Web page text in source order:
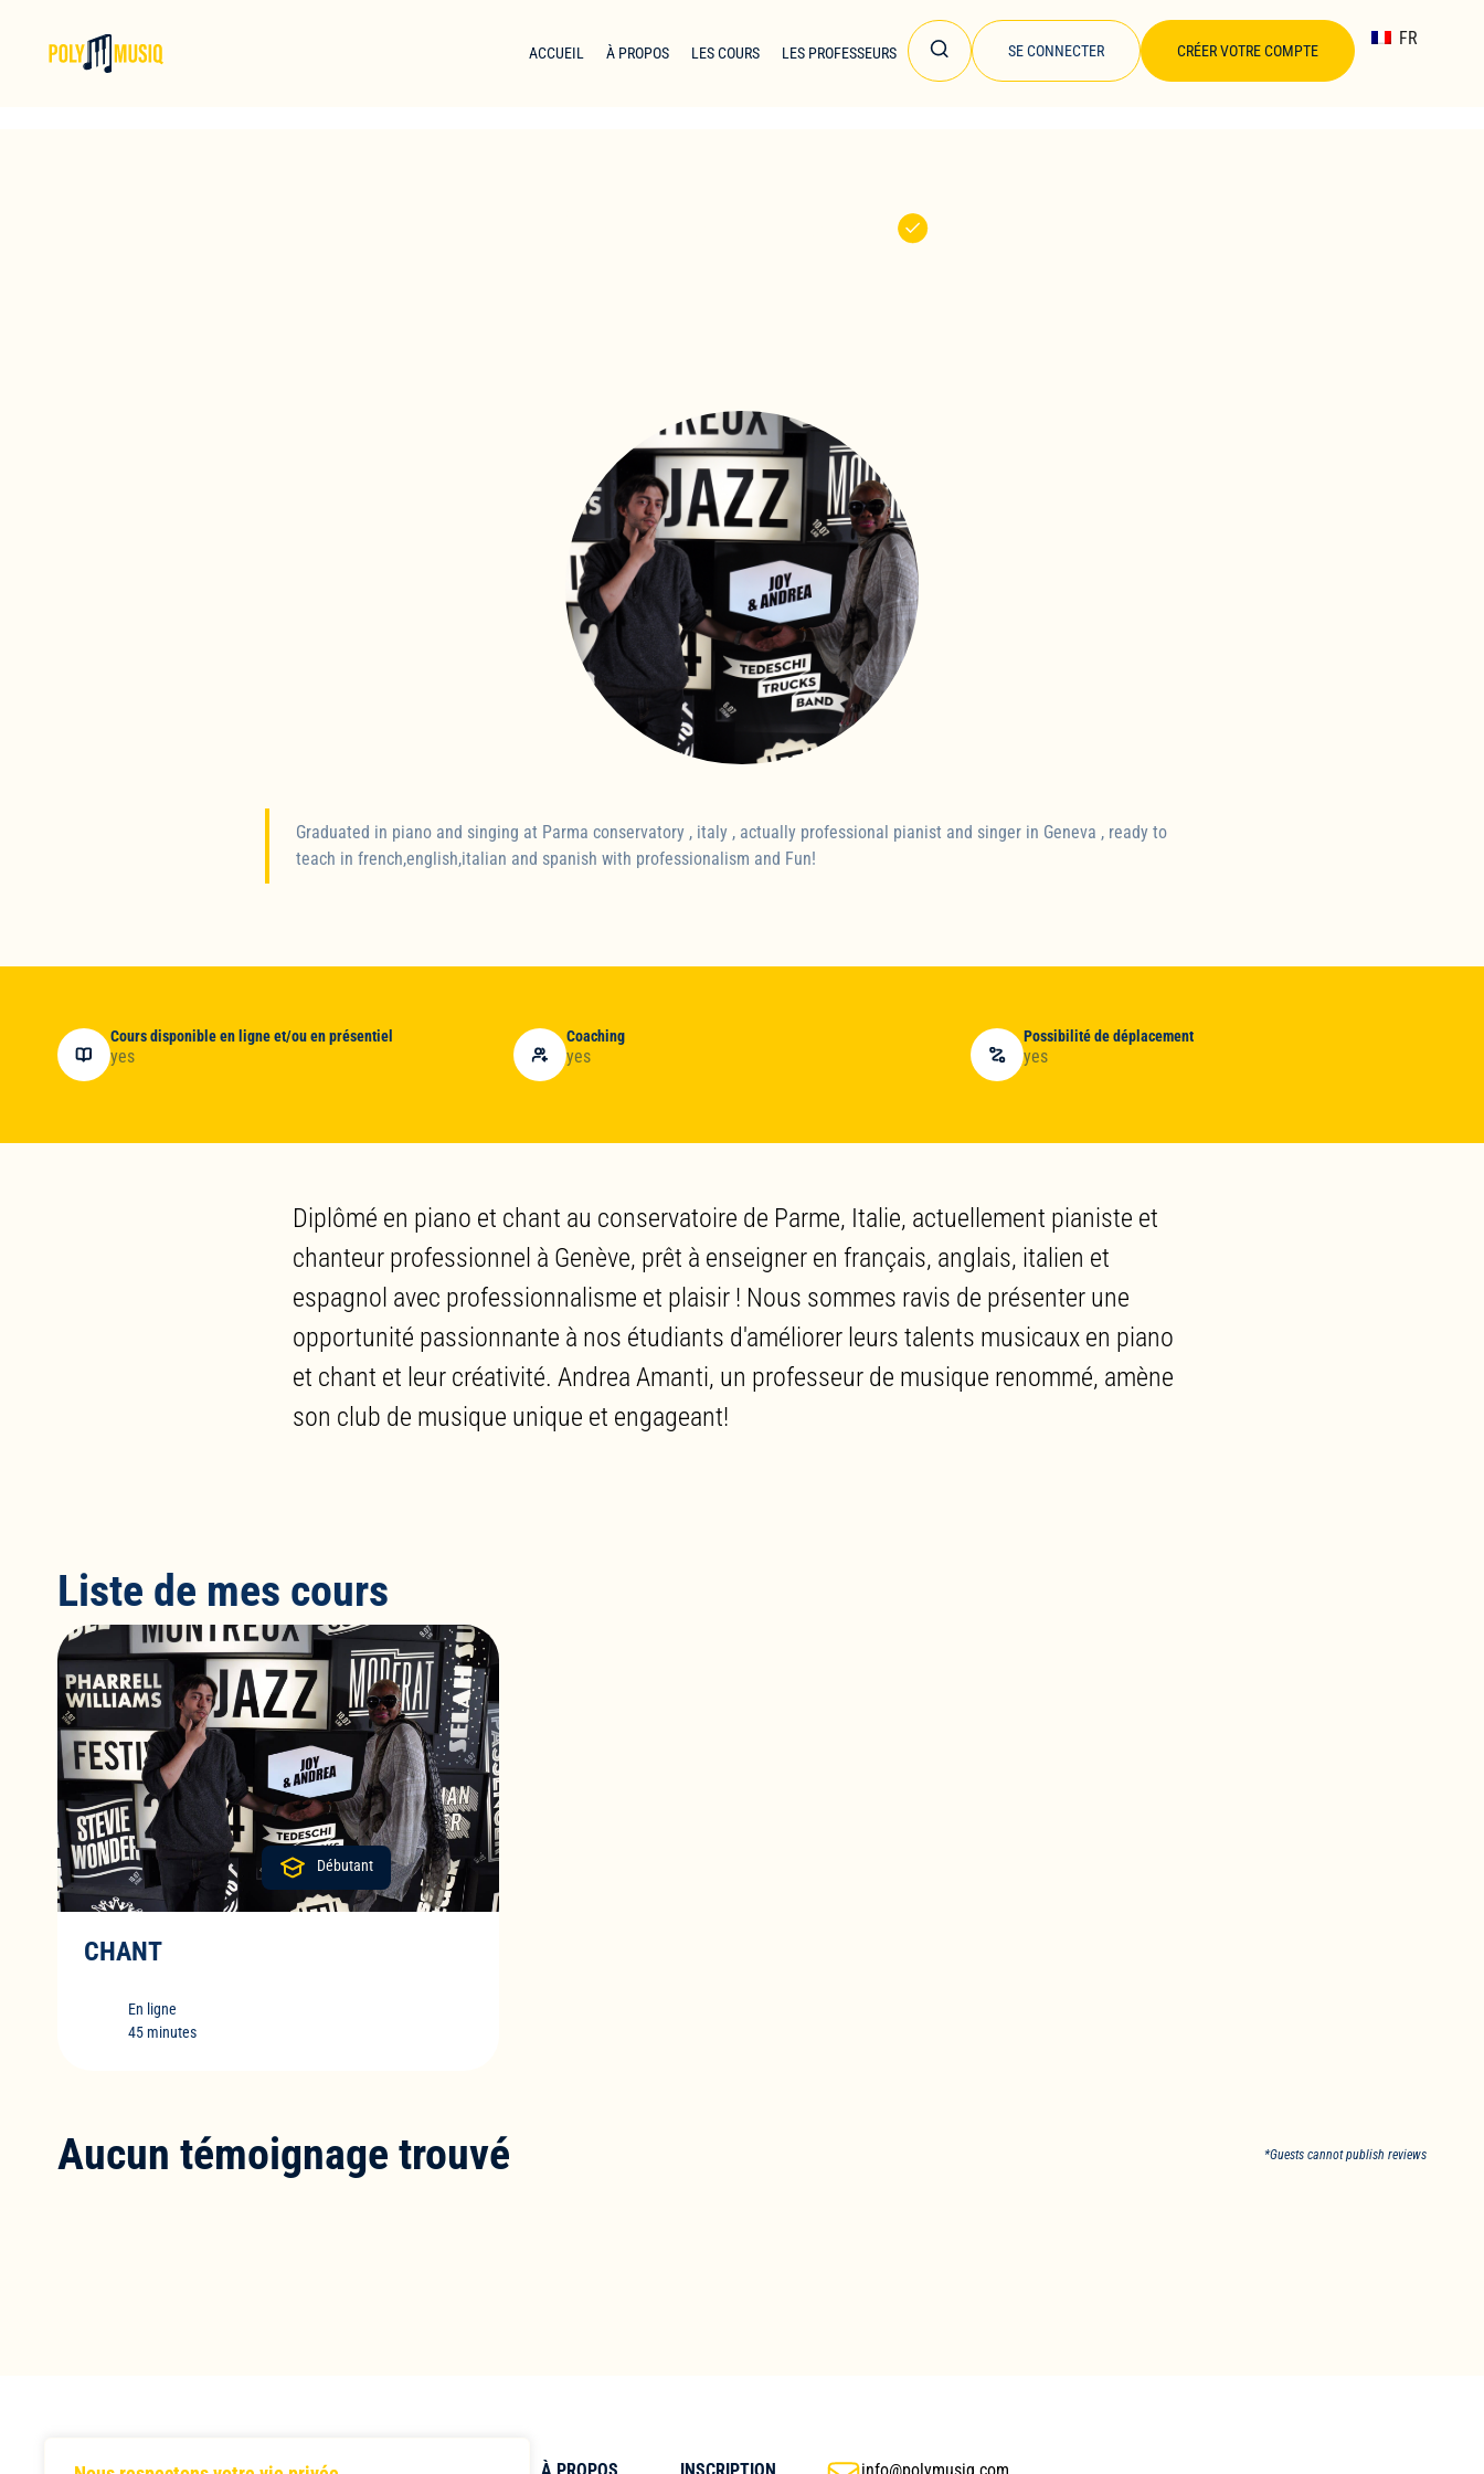
ACCUEIL À PROPOS LES COURS LES PROFESSEURS SE CONNECTER CRÉER VOTRE COMPTE
FR
Graduated in piano and singing at Parma conservatory , italy , actually professional pianist and singer in Geneva , ready to
teach in french,english,italian and spanish with professionalism and Fun!
Cours disponible en ligne et/ou en présentiel
yes
Coaching
yes
Possibilité de déplacement
yes
Diplômé en piano et chant au conservatoire de Parme, Italie, actuellement pianiste et
chanteur professionnel à Genève, prêt à enseigner en français, anglais, italien et
espagnol avec professionnalisme et plaisir ! Nous sommes ravis de présenter une
opportunité passionnante à nos étudiants d'améliorer leurs talents musicaux en piano
et chant et leur créativité. Andrea Amanti, un professeur de musique renommé, amène
son club de musique unique et engageant!
Liste de mes cours
CHANT
En ligne
45 minutes
Débutant
Aucun témoignage trouvé *Guests cannot publish reviews